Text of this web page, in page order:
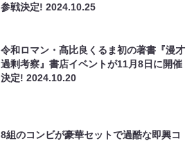
参戦決定!2024.10.25
令和ロマン・髙比良くるま初の著書『漫才
過剰考察』書店イベントが11月8日に開催
決定!2024.10.20
8組のコンビが豪華セットで過酷な即興コ